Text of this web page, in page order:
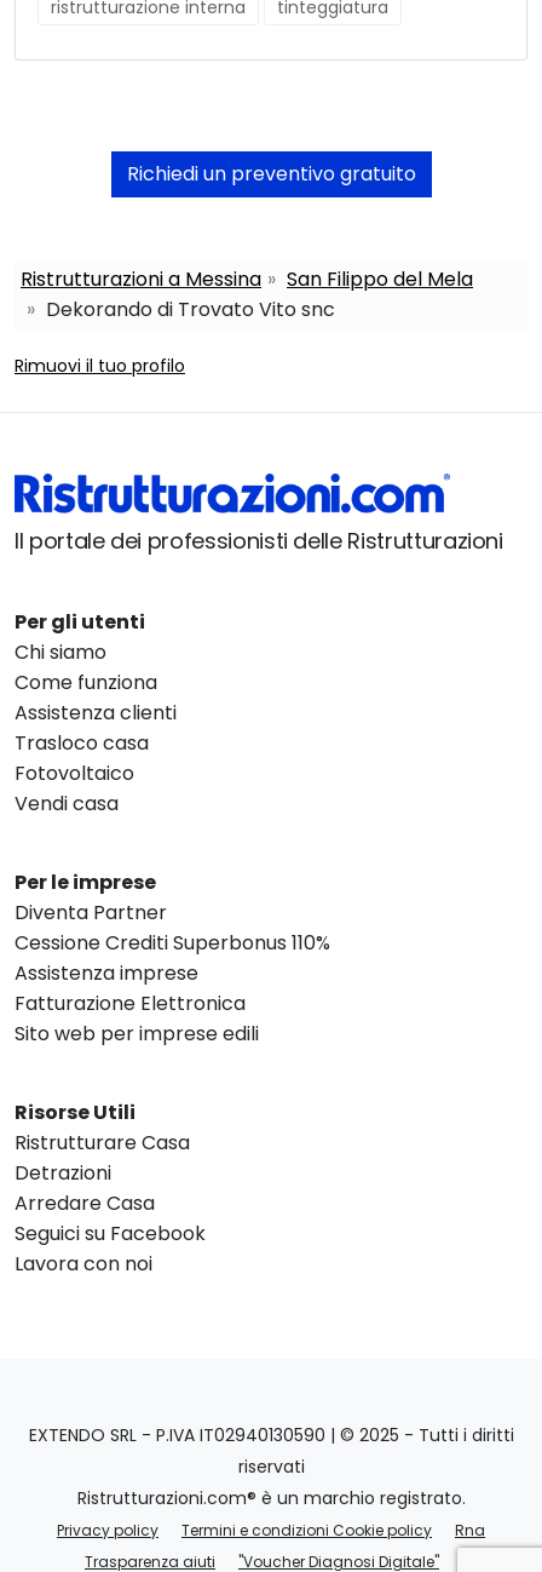
ristrutturazione interna
tinteggiatura
Richiedi un preventivo gratuito
Ristrutturazioni a Messina
San Filippo del Mela
Dekorando di Trovato Vito snc
Rimuovi il tuo profilo
Il portale dei professionisti delle Ristrutturazioni
Per gli utenti
Chi siamo
Come funziona
Assistenza clienti
Trasloco casa
Fotovoltaico
Vendi casa
Per le imprese
Diventa Partner
Cessione Crediti Superbonus 110%
Assistenza imprese
Fatturazione Elettronica
Sito web per imprese edili
Risorse Utili
Ristrutturare Casa
Detrazioni
Arredare Casa
Seguici su Facebook
Lavora con noi
EXTENDO SRL - P.IVA IT02940130590 | © 2025 - Tutti i diritti
riservati
Ristrutturazioni.com® è un marchio registrato.
Privacy policy Termini e condizioni Cookie policy
Rna
Trasparenza aiuti
"Voucher Diagnosi Digitale"